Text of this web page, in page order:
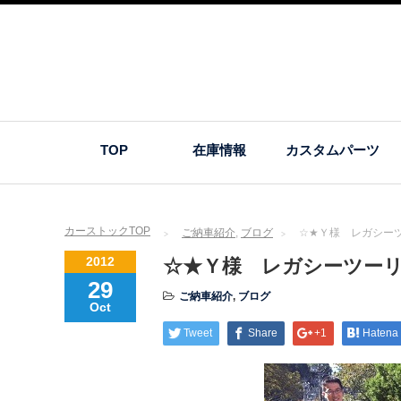
TOP 在庫情報 カスタムパーツ
カーストックTOP ご納車紹介, ブログ ☆★Ｙ様 レガシー
2012
29
Oct
☆★Ｙ様 レガシーツー
ご納車紹介, ブログ
Tweet Share +1 Hatena